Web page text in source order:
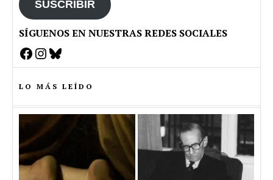
SUSCRIBIR
SÍGUENOS EN NUESTRAS REDES SOCIALES
Facebook
Instagram
Bluesky
LO MÁS LEÍDO